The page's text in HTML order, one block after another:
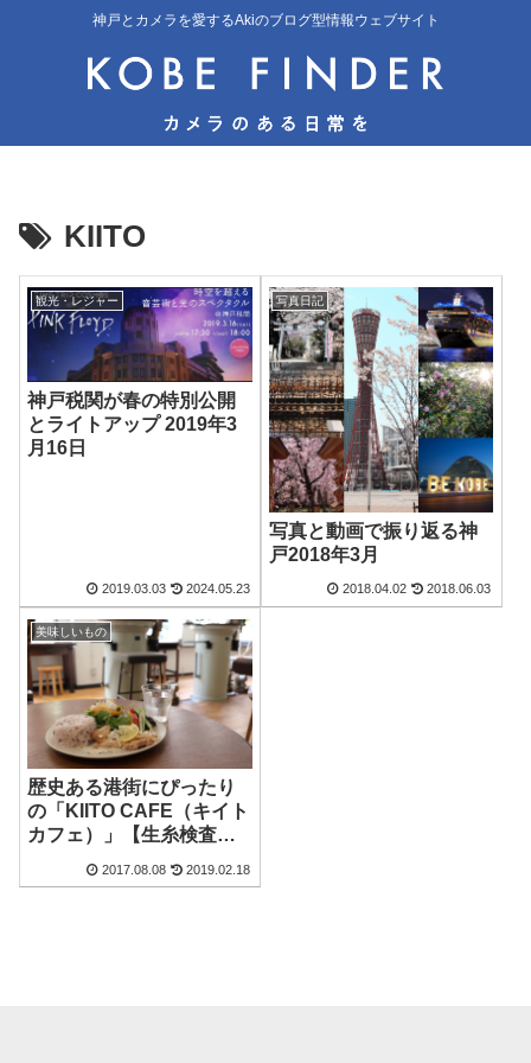
神戸とカメラを愛するAkiのブログ型情報ウェブサイト
KIITO
観光・レジャー
神戸税関が春の特別公開
とライトアップ 2019年3
月16日
2019.03.03 2024.05.23
写真日記
写真と動画で振り返る神
戸2018年3月
2018.04.02 2018.06.03
美味しいもの
歴史ある港街にぴったり
の「KIITO CAFE（キイト
カフェ）」【生糸検査所
2017.08.08 2019.02.18